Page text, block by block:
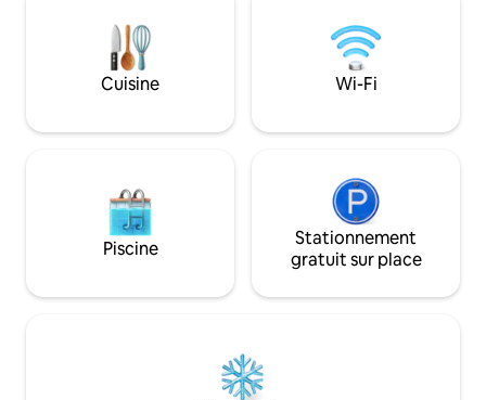
notre petit jardin et admirez la vallée, les
rochers et le ciel étoilé depuis la grande
terrasse sur le toit le soir.
excursions à
nombreuses
des marchés - ou
d'une journée sur
Cuisine Wi-Fi
Piscine
Stationnement
gratuit sur place